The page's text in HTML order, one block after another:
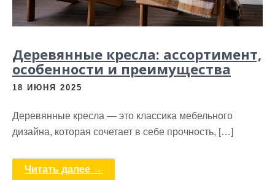
Деревянные кресла: ассортимент,
особенности и преимущества
18 ИЮНЯ 2025
Деревянные кресла — это классика мебельного
дизайна, которая сочетает в себе прочность, […]
Читать далее →